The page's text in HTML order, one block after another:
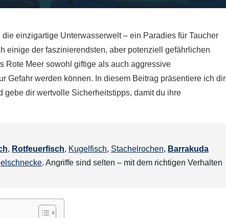
einzigartige Unterwasserwelt – ein Paradies für Taucher
einige der faszinierendsten, aber potenziell gefährlichen
Rote Meer sowohl giftige als auch aggressive
Gefahr werden können. In diesem Beitrag präsentiere ich dir
dir wertvolle Sicherheitstipps, damit du ihre
, Rotfeuerfisch, Kugelfisch, Stachelrochen, Barrakuda
. Angriffe sind selten – mit dem richtigen Verhalten